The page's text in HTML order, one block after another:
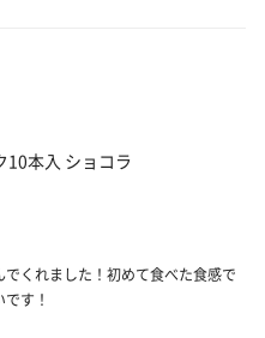
10本入 ショコラ
くれました！初めて食べた食感で
す！